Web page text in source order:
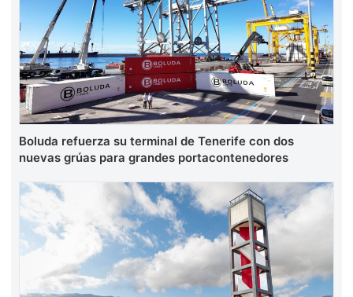
Boluda refuerza su terminal de Tenerife con dos
nuevas grúas para grandes portacontenedores